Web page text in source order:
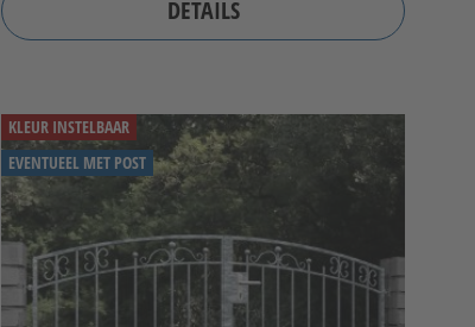
DETAILS
KLEUR INSTELBAAR
EVENTUEEL MET POST